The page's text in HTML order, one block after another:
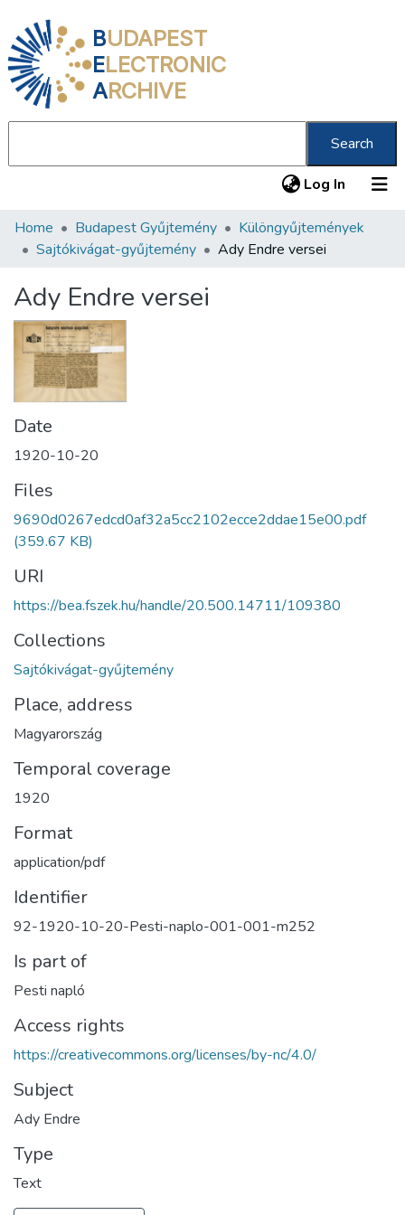
BUDAPEST
ELECTRONIC
ARCHIVE
Search
Log In (current)
Communities & Collections
Statistics
About us
Home Budapest Gyűjtemény
Különgyűjtemények
Sajtókivágat-gyűjtemény
Ady Endre versei
Ady Endre versei
Date
1920-10-20
Files
9690d0267edcd0af32a5cc2102ecce2ddae15e00.pdf
(359.67 KB)
URI
https://bea.fszek.hu/handle/20.500.14711/109380
Collections
Sajtókivágat-gyűjtemény
Place, address
Magyarország
Temporal coverage
1920
Format
application/pdf
Identifier
92-1920-10-20-Pesti-naplo-001-001-m252
Is part of
Pesti napló
Access rights
https://creativecommons.org/licenses/by-nc/4.0/
Subject
Ady Endre
Type
Text